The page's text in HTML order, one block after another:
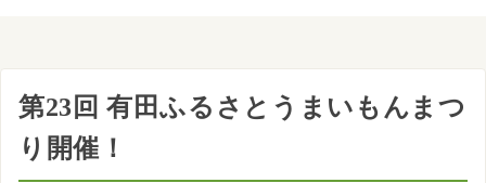
第23回 有田ふるさとうまいもんまつ
り開催！